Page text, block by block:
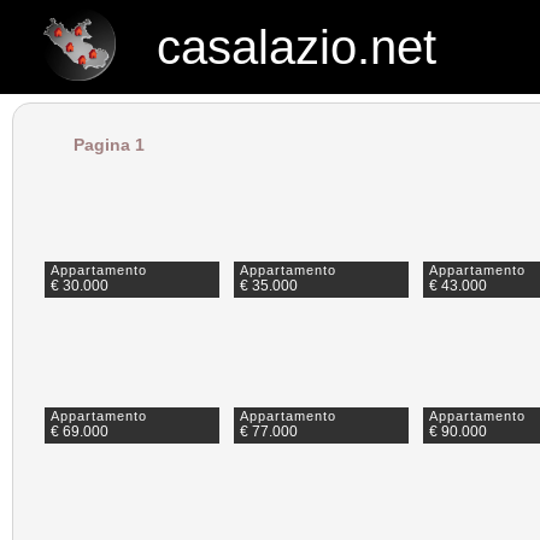
casalazio.net
Pagina 1
Appartamento
€ 30.000
Appartamento
€ 35.000
Appartamento
€ 43.000
Appartamento
€ 69.000
Appartamento
€ 77.000
Appartamento
€ 90.000
casalazio.net